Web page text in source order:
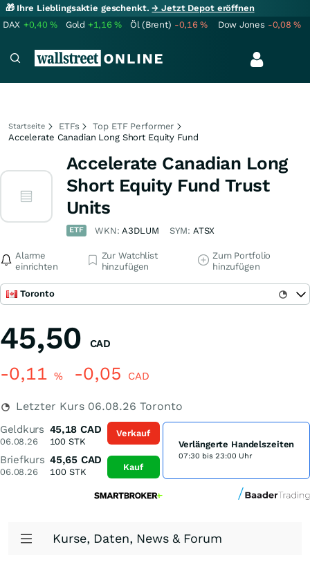
🎁 Ihre Lieblingsaktie geschenkt.→ Jetzt Depot eröffnen
DAX +0,40% Gold +1,16% Öl (Brent) -0,16% Dow Jones -0,08%
Startseite ETFs
Top ETF Performer
Accelerate Canadian Long Short Equity Fund
Accelerate Canadian Long
Short Equity Fund Trust
Units
ETF WKN:A3DLUM SYM: ATSX
Alarme
einrichten
Zur Watchlist
hinzufügen
Zum Portfolio
hinzufügen
Toronto
45,50 CAD
-0,11 % -0,05 CAD
Letzter Kurs 06.08.26 Toronto
Geldkurs
06.08.26
45,18 CAD
100 STK
Briefkurs
06.08.26
45,65 CAD
100STK
Verkauf
Kauf
Verlängerte Handelszeiten
07:30 bis 23:00 Uhr
Kurse, Daten, News & Forum